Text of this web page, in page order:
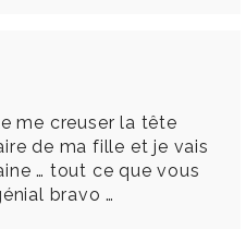
me creuser la tête
de ma fille et je vais
… tout ce que vous
bravo …